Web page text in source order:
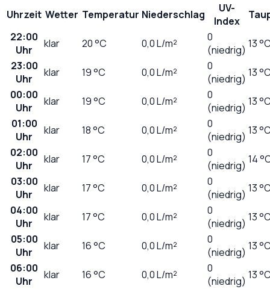
Uhrzeit Wetter Temperatur Niederschlag
UV-
Index
22:00
Uhr
klar 20°C 0,0L/m²
0
(niedrig) 13
23:00
Uhr
klar 19°C 0,0L/m²
0
(niedrig) 13
00:00
Uhr
klar 19°C 0,0L/m²
0
(niedrig) 13
01:00
Uhr
klar 18°C 0,0L/m²
0
(niedrig) 13
02:00
Uhr
klar 17°C 0,0L/m²
0
(niedrig) 14
03:00
Uhr
klar 17°C 0,0L/m²
0
(niedrig) 13
04:00
Uhr
klar 17°C 0,0L/m²
0
(niedrig) 13
05:00
Uhr
klar 16°C 0,0L/m²
0
(niedrig) 13
06:00
Uhr
klar 16°C 0,0L/m²
0
(niedrig) 13